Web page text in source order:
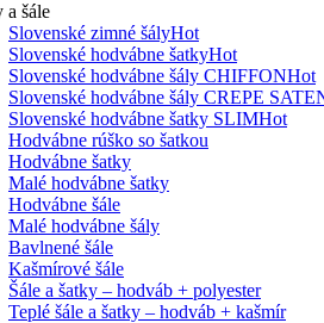
a šále
Slovenské zimné šályHot
Slovenské hodvábne šatkyHot
Slovenské hodvábne šály CHIFFONHot
Slovenské hodvábne šály CREPE
Slovenské hodvábne šatky SLIMHot
Hodvábne rúško so šatkou
Hodvábne šatky
Malé hodvábne šatky
Hodvábne šále
Malé hodvábne šály
Bavlnené šále
Kašmírové šále
Šále a šatky – hodváb + polyester
Teplé šále a šatky – hodváb + kašmír